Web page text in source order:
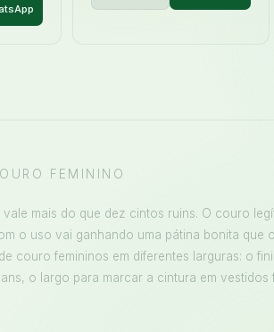
FEMININO
mais do que dez cintos ruins. O couro
o uso vai ganhando uma pátina bonita que
couro femininos em diferentes larguras: o
o largo para marcar a cintura em vestidos